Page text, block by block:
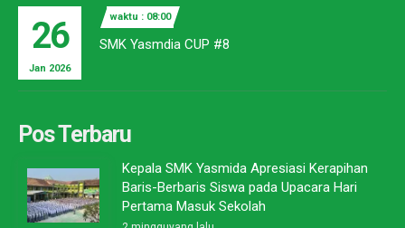
26
Jan 2026
waktu : 08:00
SMK Yasmdia CUP #8
Pos Terbaru
Kepala SMK Yasmida Apresiasi Kerapihan
Baris-Berbaris Siswa pada Upacara Hari
Pertama Masuk Sekolah